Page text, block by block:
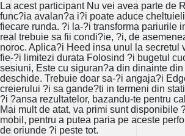
La acest participant Nu vei avea parte de
func?ia avalan?a i?i poate aduce
fiecare runda. ?i la-?i transforma pariurile
real trebuie sa fii condi?ie, ?i, de
noroc. Aplica?i Heed insa unul la secretul
fie-?i limitezi durata Folosind ?i bugetul
sesiuni, Este cu siguran?a din dinainte
deschide. Trebuie doar sa-?i angaja?i
creierului ?i sa gande?ti in termeni din
?i ?ansa rezultatelor, bazandu-te pentru
Mai mult de atat, va primi sunt disponibile
mobil, pentru a putea paria pe aceste
de oriunde ?i peste tot.